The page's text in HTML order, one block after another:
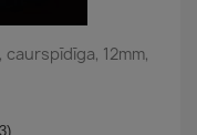
12mm,